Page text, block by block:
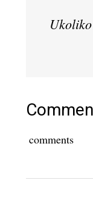
comments